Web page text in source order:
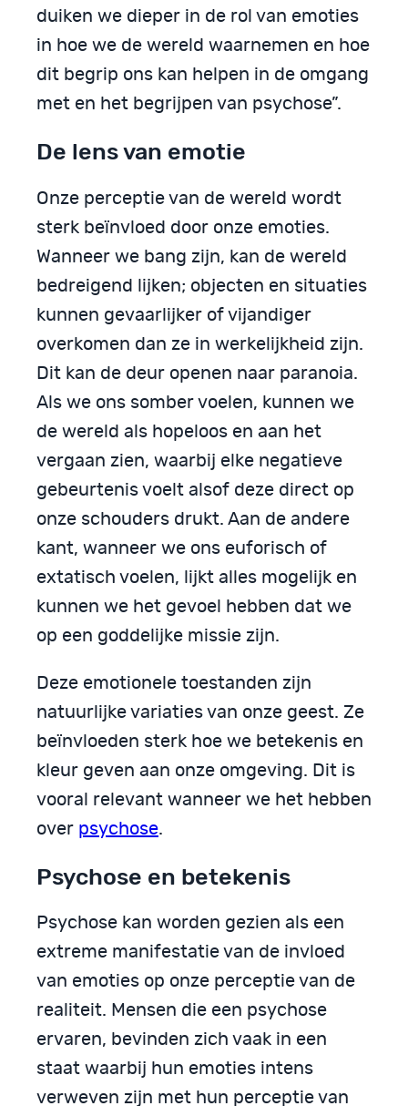
duiken we dieper in de rol van emoties
in hoe we de wereld waarnemen en hoe
dit begrip ons kan helpen in de omgang
met en het begrijpen van psychose”.
De lens van emotie
Onze perceptie van de wereld wordt
sterk beïnvloed door onze emoties.
Wanneer we bang zijn, kan de wereld
bedreigend lijken; objecten en situaties
kunnen gevaarlijker of vijandiger
overkomen dan ze in werkelijkheid zijn.
Dit kan de deur openen naar paranoia.
Als we ons somber voelen, kunnen we
de wereld als hopeloos en aan het
vergaan zien, waarbij elke negatieve
gebeurtenis voelt alsof deze direct op
onze schouders drukt. Aan de andere
kant, wanneer we ons euforisch of
extatisch voelen, lijkt alles mogelijk en
kunnen we het gevoel hebben dat we
op een goddelijke missie zijn.
Deze emotionele toestanden zijn
natuurlijke variaties van onze geest. Ze
beïnvloeden sterk hoe we betekenis en
kleur geven aan onze omgeving. Dit is
vooral relevant wanneer we het hebben
over psychose.
Psychose en betekenis
Psychose kan worden gezien als een
extreme manifestatie van de invloed
van emoties op onze perceptie van de
realiteit. Mensen die een psychose
ervaren, bevinden zich vaak in een
staat waarbij hun emoties intens
verweven zijn met hun perceptie van